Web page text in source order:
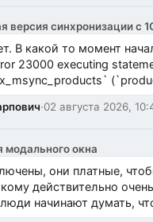
версия синхронизации с
В какой то момент
23000 executing
...
·02 августа 2026,
модального окна
они платные,
действительно
начинают думать,